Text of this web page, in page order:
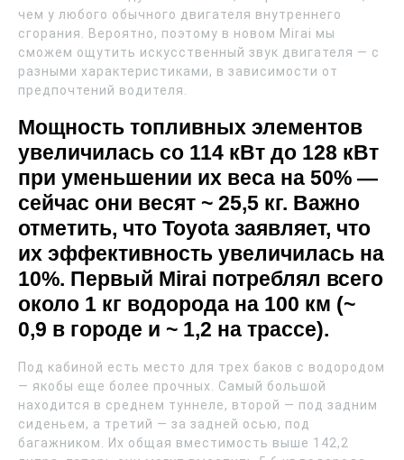
чем у любого обычного двигателя внутреннего
сгорания. Вероятно, поэтому в новом Mirai мы
сможем ощутить искусственный звук двигателя — с
разными характеристиками, в зависимости от
предпочтений водителя.
Мощность топливных элементов
увеличилась со 114 кВт до 128 кВт
при уменьшении их веса на 50% —
сейчас они весят ~ 25,5 кг. Важно
отметить, что Toyota заявляет, что
их эффективность увеличилась на
10%. Первый Mirai потреблял всего
около 1 кг водорода на 100 км (~
0,9 в городе и ~ 1,2 на трассе).
Под кабиной есть место для трех баков с водородом
— якобы еще более прочных. Самый большой
находится в среднем туннеле, второй — под задним
сиденьем, а третий — за задней осью, под
багажником. Их общая вместимость выше 142,2